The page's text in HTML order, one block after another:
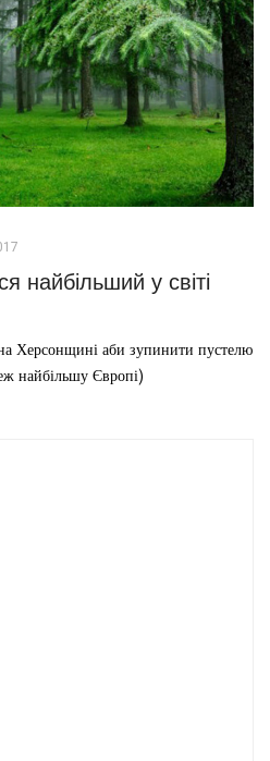
найбільший у світі
Херсонщині аби зупинити пустелю
найбільшу Європі)